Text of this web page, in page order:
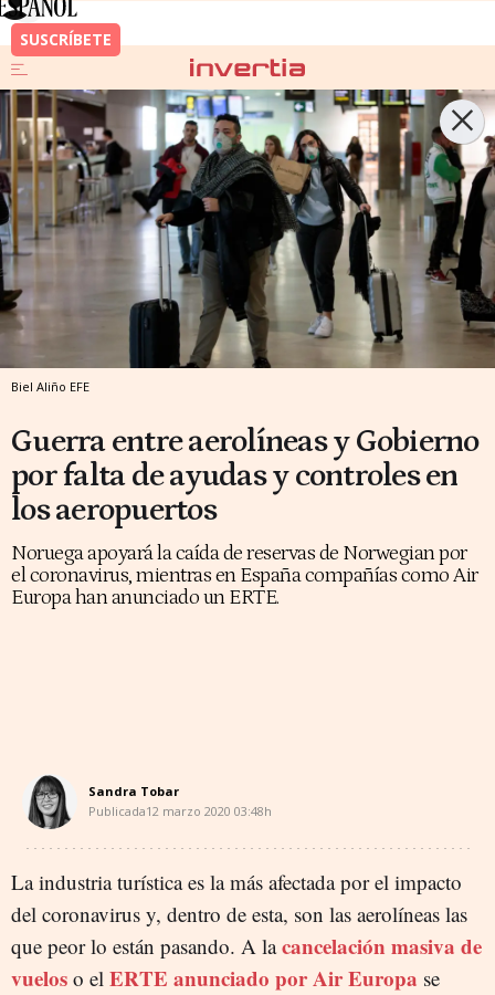
Biel Aliño EFE
Guerra entre aerolíneas y Gobierno
por falta de ayudas y controles en
los aeropuertos
Noruega apoyará la caída de reservas de Norwegian por
el coronavirus, mientras en España compañías como Air
Europa han anunciado un ERTE.
Sandra Tobar
Publicada12 marzo 2020 03:48h
La industria turística es la más afectada por el impacto
del coronavirus y, dentro de esta, son las aerolíneas las
que peor lo están pasando. A lacancelación masiva de
vuelos o el ERTE anunciado por Air Europa se